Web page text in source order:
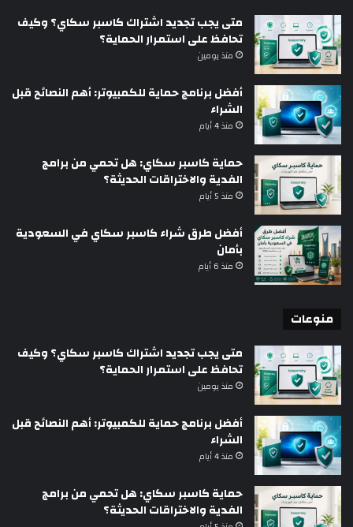
متى يجب تجديد اشتراك كاسبر سكاي؟ وكيف
تحافظ على استمرار الحماية؟
منذ يومين
أفضل برنامج حماية للكمبيوتر: أهم النصائح قبل
الشراء
منذ 4 أيام
حماية كاسبر سكاي: هل تحمي من برامج
الفدية والاختراقات الحديثة؟
منذ 5 أيام
أفضل طرق شراء كاسبر سكاي في السعودية
بأمان
منذ 6 أيام
منوعات
متى يجب تجديد اشتراك كاسبر سكاي؟ وكيف
تحافظ على استمرار الحماية؟
منذ يومين
أفضل برنامج حماية للكمبيوتر: أهم النصائح قبل
الشراء
منذ 4 أيام
حماية كاسبر سكاي: هل تحمي من برامج
الفدية والاختراقات الحديثة؟